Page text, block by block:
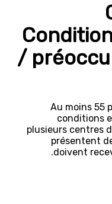
/
Au moins 55
conditions
plusieurs centres
présentent
doivent